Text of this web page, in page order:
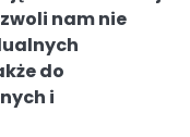
nam nie
do
i